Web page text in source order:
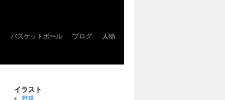
バスケットボール ブログ
人物
イラスト
野球